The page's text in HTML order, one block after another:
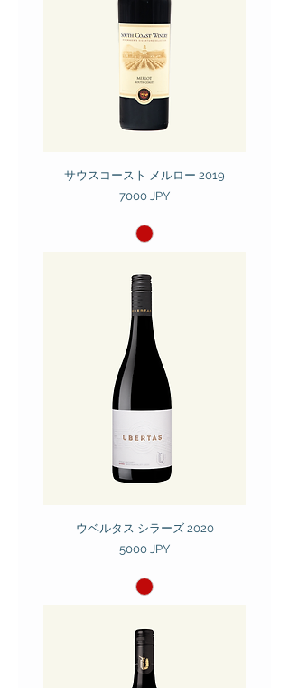
サウスコースト メルロー 2019
Prezzo
7000 JPY
ウベルタス シラーズ 2020
Prezzo
5000 JPY